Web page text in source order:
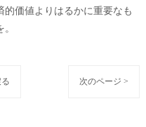
価値よりはるかに重要なも
次のページ >